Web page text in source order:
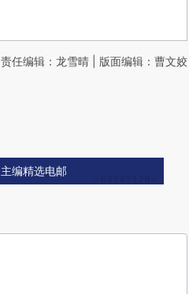
责任编辑：龙雪晴 | 版面编辑：曹文姣
编精选电邮